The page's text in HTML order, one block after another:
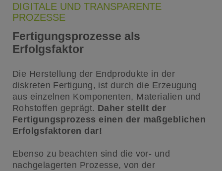
DIGITALE UND TRANSPARENTE
PROZESSE
Fertigungsprozesse als
Erfolgsfaktor
Die Herstellung der Endprodukte in der
diskreten Fertigung, ist durch die Erzeugung
aus einzelnen Komponenten, Materialien und
Rohstoffen geprägt. Daher stellt der
Fertigungsprozess einen der maßgeblichen
Erfolgsfaktoren dar!
Ebenso zu beachten sind die vor- und
nachgelagerten Prozesse, von der